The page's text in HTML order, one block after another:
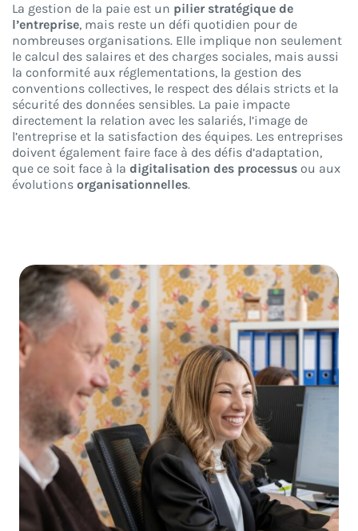
La gestion de la paie est un pilier stratégique de
l’entreprise, mais reste un défi quotidien pour de
nombreuses organisations. Elle implique non seulement
le calcul des salaires et des charges sociales, mais aussi
la conformité aux réglementations, la gestion des
conventions collectives, le respect des délais stricts et la
sécurité des données sensibles. La paie impacte
directement la relation avec les salariés, l’image de
l’entreprise et la satisfaction des équipes. Les entreprises
doivent également faire face à des défis d’adaptation,
que ce soit face à la digitalisation des processusou aux
évolutions organisationnelles.